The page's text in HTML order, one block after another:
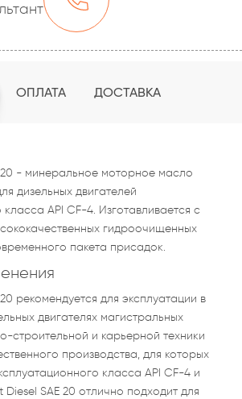
ОПЛАТА ДОСТАВКА
20 - минеральное моторное масло
дизельных двигателей
API CF-4. Изготавливается с
гидроочищенных
пакета присадок.
рекомендуется для эксплуатации в
двигателях магистральных
строительной и карьерной техники
производства, для которых
класса API CF-4 и
SAE 20 отлично подходит для